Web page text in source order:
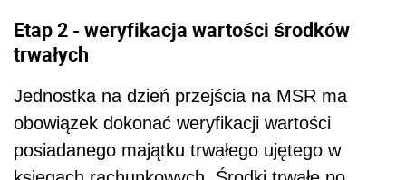
Etap 2 - weryfikacja wartości środków
trwałych
Jednostka na dzień przejścia na MSR ma
obowiązek dokonać weryfikacji wartości
posiadanego majątku trwałego ujętego w